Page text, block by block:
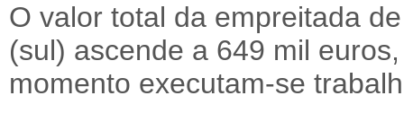
O valor total da empreitada
(sul) ascende a 649 mil
momento executam-se